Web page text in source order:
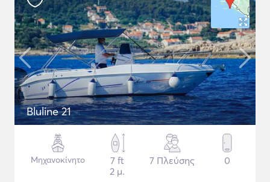
Bluline 21
Μηχανοκίνητο
7 ft
2 μ.
7 Πλεύσης 0